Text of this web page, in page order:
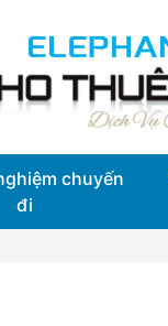
chuyến
đi